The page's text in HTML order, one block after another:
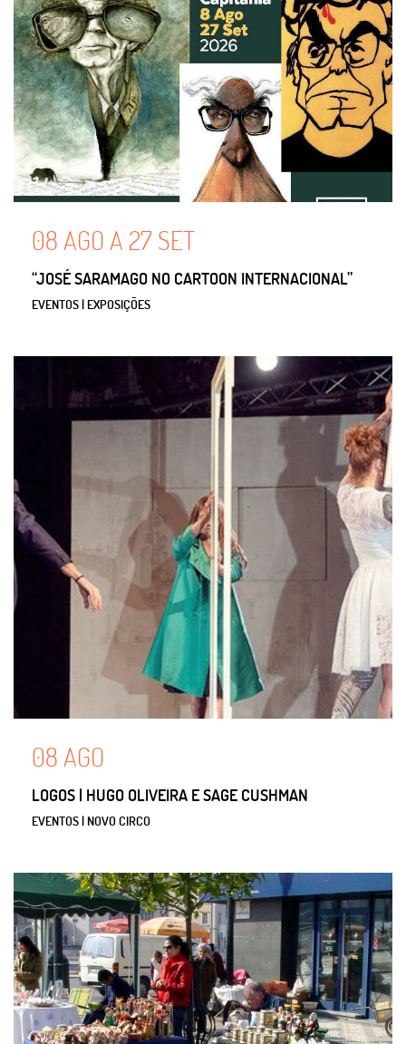
08 AGO A 27SET
“JOSÉ SARAMAGO NO CARTOON INTERNACIONAL”
EVENTOS | EXPOSIÇÕES
08 AGO
LOGOS | HUGO OLIVEIRA E SAGE CUSHMAN
EVENTOS | NOVO CIRCO